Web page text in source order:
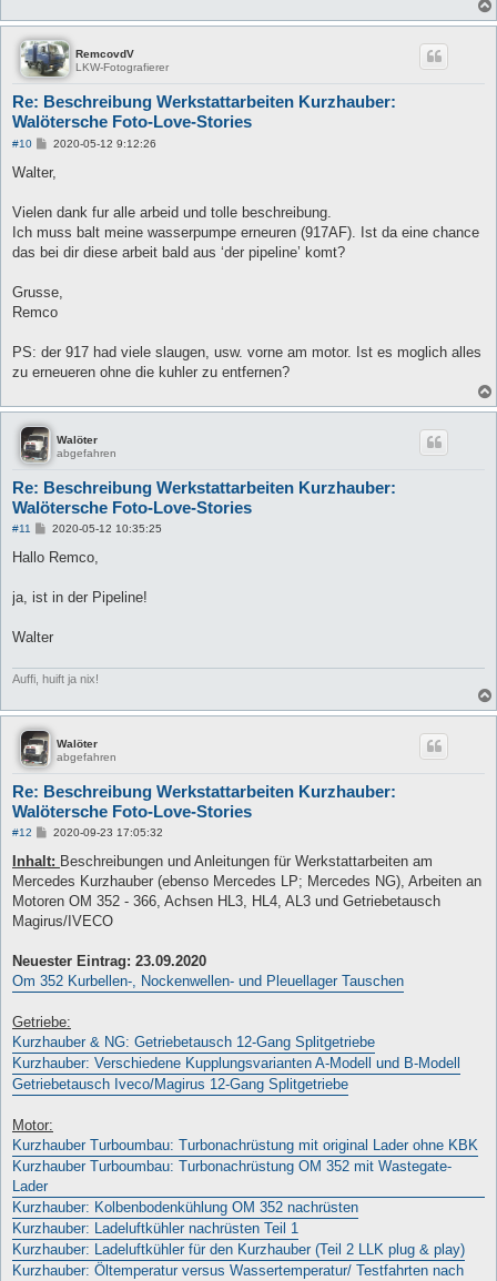
RemcovdV
LKW-Fotografierer
Re: Beschreibung Werkstattarbeiten Kurzhauber:
Walötersche Foto-Love-Stories
#10
B
i
a
2020-05-12 9:12:26
Walter,
Vielen dank fur alle arbeid und tolle beschreibung.
Ich muss balt meine wasserpumpe erneuren (917AF). Ist da eine chance
das bei dir diese arbeit bald aus ‘der pipeline’ komt?
Grusse,
Remco
PS: der 917 had viele slaugen, usw. vorne am motor. Ist es moglich alles
zu erneueren ohne die kuhler zu entfernen?
Walöter
abgefahren
Re: Beschreibung Werkstattarbeiten Kurzhauber:
Walötersche Foto-Love-Stories
#11
B
a
2020-05-12 10:35:25
Hallo Remco,
ja, ist in der Pipeline!
Walter
Auffi, huift ja nix!
Walöter
abgefahren
Re: Beschreibung Werkstattarbeiten Kurzhauber:
Walötersche Foto-Love-Stories
#12
B
i
t
r
a
2020-09-23 17:05:32
Inhalt: Beschreibungen und Anleitungen für Werkstattarbeiten am
Mercedes Kurzhauber (ebenso Mercedes LP; Mercedes NG), Arbeiten an
Motoren OM 352 - 366, Achsen HL3, HL4, AL3 und Getriebetausch
Magirus/IVECO
Neuester Eintrag: 23.09.2020
Om 352 Kurbellen-, Nockenwellen- und Pleuellager Tauschen
Getriebe:
Kurzhauber & NG: Getriebetausch 12-Gang Splitgetriebe
Kurzhauber: Verschiedene Kupplungsvarianten A-Modell und B-Modell
Getriebetausch Iveco/Magirus 12-Gang Splitgetriebe
Motor:
Kurzhauber Turboumbau: Turbonachrüstung mit original Lader ohne KBK
Kurzhauber Turboumbau: Turbonachrüstung OM 352 mit Wastegate-
Lader
Kurzhauber: Kolbenbodenkühlung OM 352 nachrüsten
Kurzhauber: Ladeluftkühler nachrüsten Teil 1
Kurzhauber: Ladeluftkühler für den Kurzhauber (Teil 2 LLK plug & play)
Kurzhauber: Öltemperatur versus Wassertemperatur/ Testfahrten nach